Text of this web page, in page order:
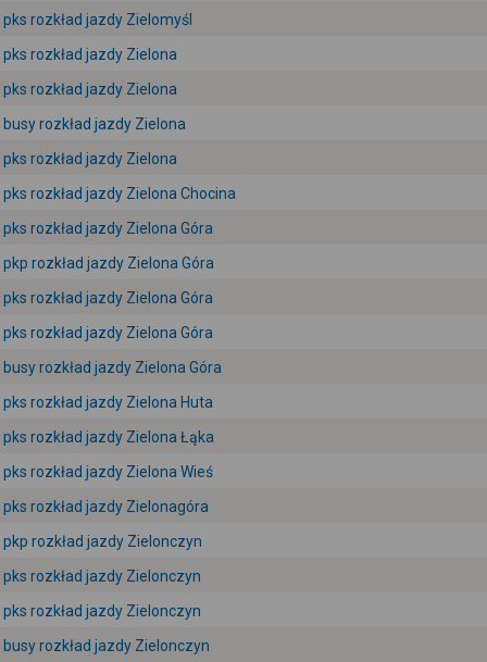
pks rozkład jazdy Zielomyśl
pks rozkład jazdy Zielona
pks rozkład jazdy Zielona
busy rozkład jazdy Zielona
pks rozkład jazdy Zielona
pks rozkład jazdy Zielona Chocina
pks rozkład jazdy Zielona Góra
pkp rozkład jazdy Zielona Góra
pks rozkład jazdy Zielona Góra
pks rozkład jazdy Zielona Góra
busy rozkład jazdy Zielona Góra
pks rozkład jazdy Zielona Huta
pks rozkład jazdy Zielona Łąka
pks rozkład jazdy Zielona Wieś
pks rozkład jazdy Zielonagóra
pkp rozkład jazdy Zielonczyn
pks rozkład jazdy Zielonczyn
pks rozkład jazdy Zielonczyn
busy rozkład jazdy Zielonczyn